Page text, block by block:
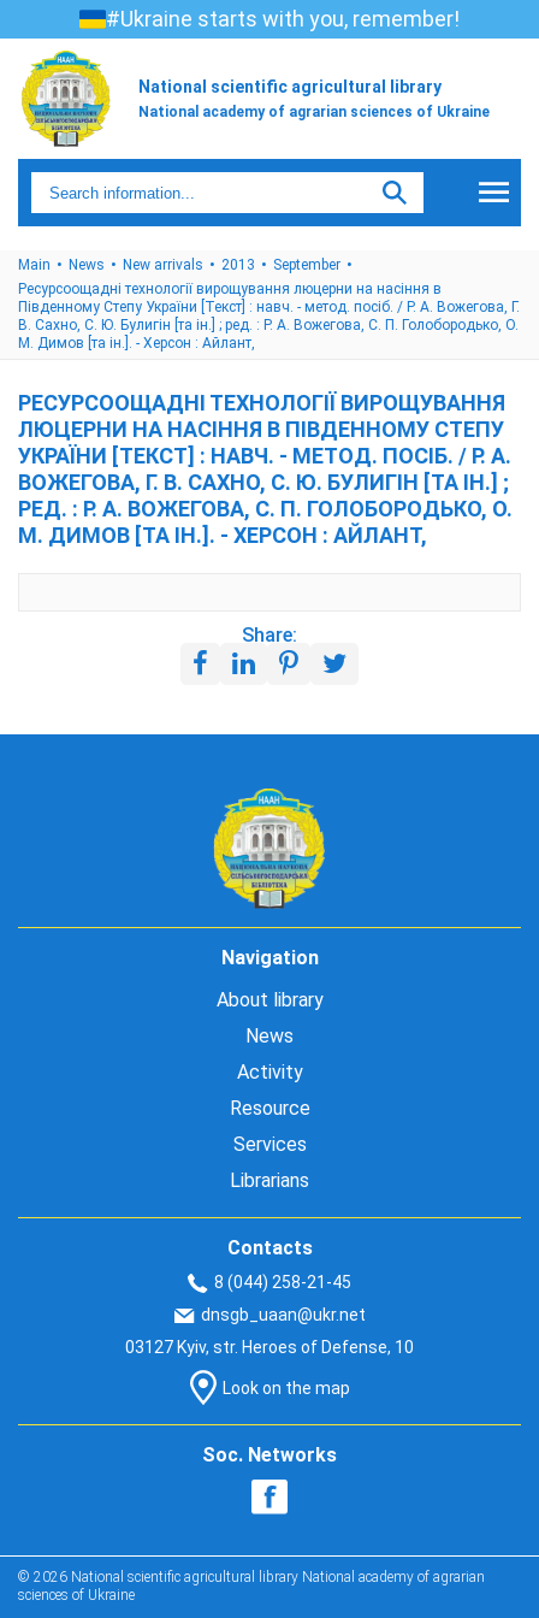
#Ukraine starts with you, remember!
National scientific agricultural library
National academy of agrarian sciences of Ukraine
Main News New arrivals 2013
September
Ресурсоощадні технології вирощування люцерни на насіння в
Південному Степу України [Текст] : навч. - метод. посіб. / Р. А. Вожегова, Г.
В. Сахно, С. Ю. Булигін [та ін.] ; ред. : Р. А. Вожегова, С. П. Голобородько, О.
М. Димов [та ін.]. - Херсон : Айлант,
РЕСУРСООЩАДНІ ТЕХНОЛОГІЇ ВИРОЩУВАННЯ
ЛЮЦЕРНИ НА НАСІННЯ В ПІВДЕННОМУ СТЕПУ
УКРАЇНИ [ТЕКСТ] : НАВЧ. - МЕТОД. ПОСІБ. / Р. А.
ВОЖЕГОВА, Г. В. САХНО, С. Ю. БУЛИГІН [ТА ІН.] ;
РЕД. : Р. А. ВОЖЕГОВА, С. П. ГОЛОБОРОДЬКО, О.
М. ДИМОВ [ТА ІН.]. - ХЕРСОН : АЙЛАНТ,
Share:
Navigation
About library
News
Activity
Resource
Services
Librarians
Contacts
8 (044) 258-21-45
dnsgb_uaan@ukr.net
03127 Kyiv, str. Heroes of Defense, 10
Look on the map
Soc. Networks
© 2026 National scientific agricultural library National academy of agrarian
sciences of Ukraine